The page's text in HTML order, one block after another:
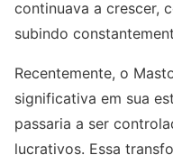
continuava a crescer,
subindo
Recentemente, o
significativa em sua
passaria a ser
lucrativos. Essa